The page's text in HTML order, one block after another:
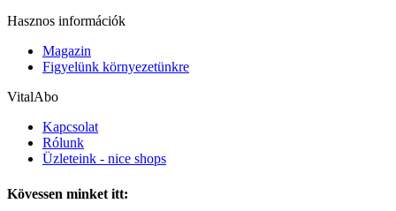
Hasznos információk
Magazin
Figyelünk környezetünkre
VitalAbo
Kapcsolat
Rólunk
Üzleteink - nice shops
Kövessen minket itt: